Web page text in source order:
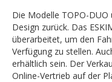
Die Modelle TOPO-
Design zurück. Das
überarbeitet, um den
Verfügung zu stellen.
erhältlich sein. Der
Online-Vertrieb auf der